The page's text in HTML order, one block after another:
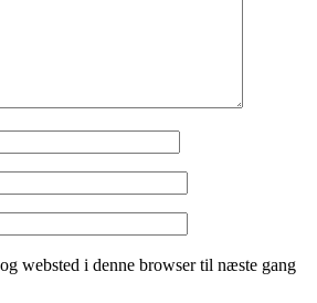
websted i denne browser til næste gang